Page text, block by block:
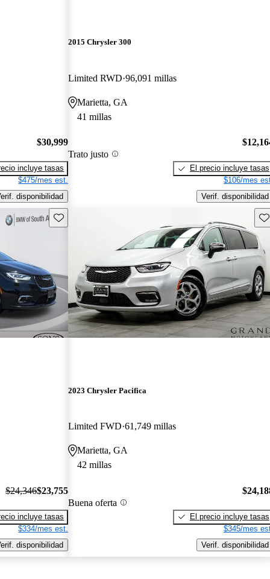
$30,999
incluye tasas
$475/mes est.
disponibilidad
2015 Chrysler 300
Limited RWD 96,091 millas
Marietta, GA
41 millas
Trato justo
El precio incluye tasas
$106/mes
Verif. disponibilidad
Guarda este Aviso
$24,346$23,755
incluye tasas
$334/mes est.
disponibilidad
2023 Chrysler Pacifica
Limited FWD 61,749 millas
Marietta, GA
42 millas
Buena oferta
El precio incluye tasas
$345/mes
Verif. disponibilidad